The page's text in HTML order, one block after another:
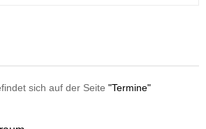
sich auf der Seite "Termine"